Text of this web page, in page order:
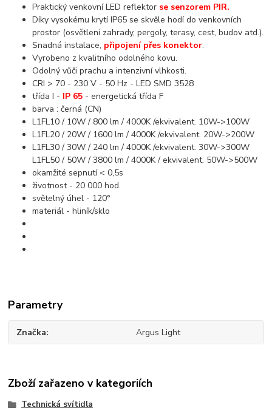
Praktický venkovní LED reflektor se senzorem PIR.
Díky vysokému krytí IP65 se skvěle hodí do venkovních
prostor (osvětlení zahrady, pergoly, terasy, cest, budov atd.).
Snadná instalace, připojení přes konektor.
Vyrobeno z kvalitního odolného kovu.
Odolný vůči prachu a intenzivní vlhkosti.
CRI > 70 - 230 V - 50 Hz - LED SMD 3528
třída I - IP 65 - energetická třída F
barva : černá (CN)
L1FL10 / 10W / 800 lm / 4000K /ekvivalent. 10W->100W
L1FL20 / 20W / 1600 lm / 4000K /ekvivalent. 20W->200W
L1FL30 / 30W / 240 lm / 4000K /ekvivalent. 30W->300W
L1FL50 / 50W / 3800 lm / 4000K / ekvivalent. 50W->500W
okamžité sepnutí < 0,5s
životnost - 20 000 hod.
světelný úhel - 120°
materiál - hliník/sklo
Parametry
Značka Argus Light
Zboží zařazeno v kategoriích
Technická svítidla